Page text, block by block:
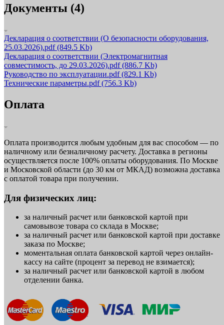
Документы (4)
Декларация о соответствии (О безопасности оборудования,
25.03.2026).pdf(849.5 Kb)
Декларация о соответствии (Электромагнитная
совместимость, до 29.03.2026).pdf(886.7 Kb)
Руководство по эксплуатации.pdf(829.1 Kb)
Технические параметры.pdf(756.3 Kb)
Оплата
Оплата производится любым удобным для вас способом — по
наличному или безналичному расчету. Доставка в регионы
осуществляется после 100% оплаты оборудования. По Москве
и Московской области (до 30 км от МКАД) возможна доставка
с оплатой товара при получении.
Для физических лиц:
за наличный расчет или банковской картой при
самовывозе товара со склада в Москве;
за наличный расчет или банковской картой при доставке
заказа по Москве;
моментальная оплата банковской картой через онлайн-
кассу на сайте (процент за перевод не взимается);
за наличный расчет или банковской картой в любом
отделении банка.